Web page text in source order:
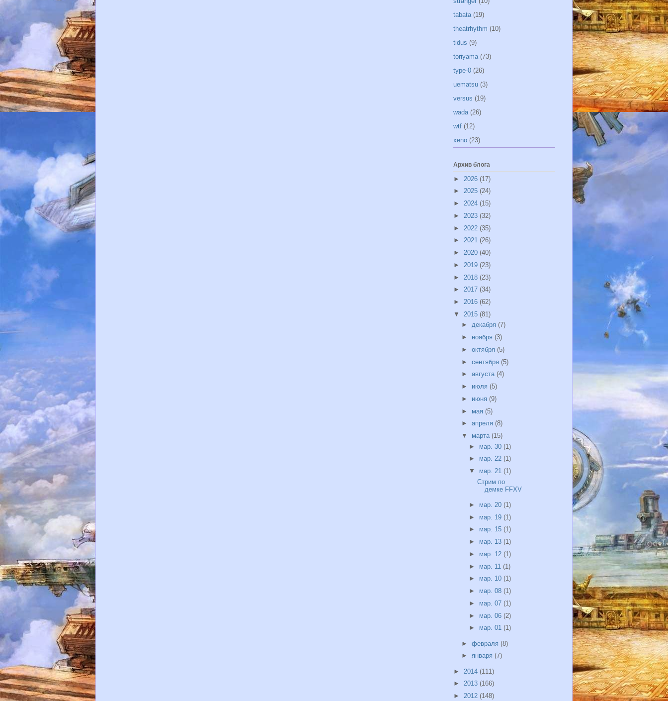
tabata (19)
theatrhythm (10)
tidus (9)
toriyama (73)
type-0 (26)
uematsu (3)
versus (19)
wada (26)
wtf (12)
xeno (23)
Архив блога
► 2026 (17)
► 2025 (24)
► 2024 (15)
► 2023 (32)
► 2022 (35)
► 2021 (26)
► 2020 (40)
► 2019 (23)
► 2018 (23)
► 2017 (34)
► 2016 (62)
▼ 2015 (81)
► декабря (7)
► ноября (3)
► октября (5)
► сентября (5)
► августа (4)
► июля (5)
► июня (9)
► мая (5)
► апреля (8)
▼ марта (15)
► мар. 30(1)
► мар. 22(1)
▼ мар. 21(1)
Стрим по
демке FFXV
► мар. 20(1)
► мар. 19(1)
► мар. 15(1)
► мар. 13(1)
► мар. 12(1)
► мар. 11(1)
► мар. 10(1)
► мар. 08(1)
► мар. 07(1)
► мар. 06(2)
► мар. 01(1)
► февраля (8)
► января (7)
► 2014 (111)
► 2013 (166)
► 2012 (148)